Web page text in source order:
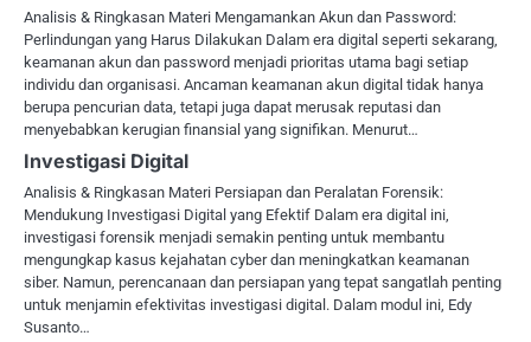
Analisis & Ringkasan Materi Mengamankan Akun dan Password:
Perlindungan yang Harus Dilakukan Dalam era digital seperti sekarang,
keamanan akun dan password menjadi prioritas utama bagi setiap
individu dan organisasi. Ancaman keamanan akun digital tidak hanya
berupa pencurian data, tetapi juga dapat merusak reputasi dan
menyebabkan kerugian finansial yang signifikan. Menurut…
Investigasi Digital
Analisis & Ringkasan Materi Persiapan dan Peralatan Forensik:
Mendukung Investigasi Digital yang Efektif Dalam era digital ini,
investigasi forensik menjadi semakin penting untuk membantu
mengungkap kasus kejahatan cyber dan meningkatkan keamanan
siber. Namun, perencanaan dan persiapan yang tepat sangatlah penting
untuk menjamin efektivitas investigasi digital. Dalam modul ini, Edy
Susanto…